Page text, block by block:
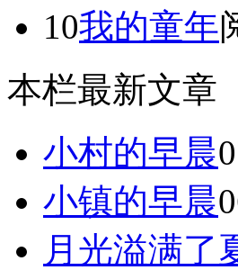
10我的童年
本栏最新文章
小村的早晨
小镇的早晨
月光溢满了